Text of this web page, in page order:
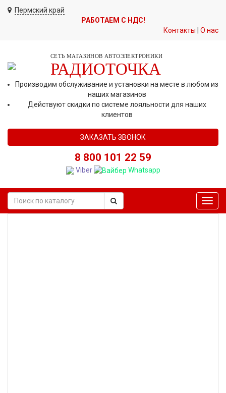
Пермский край
РАБОТАЕМ С НДС!
Контакты
О нас
СЕТЬ МАГАЗИНОВ АВТОЭЛЕКТРОНИКИ
РАДИОТОЧКА
Производим обслуживание и установки на месте в любом из
наших магазинов
Действуют скидки по системе лояльности для наших
клиентов
ЗАКАЗАТЬ ЗВОНОК
8 800 101 22 59
Viber Whatsapp